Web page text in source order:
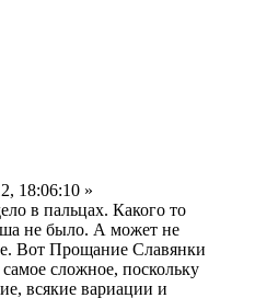
18:06:10 »
в пальцах. Какого то
не было. А может не
Вот Прощание Славянки
сложное, поскольку
всякие вариации и